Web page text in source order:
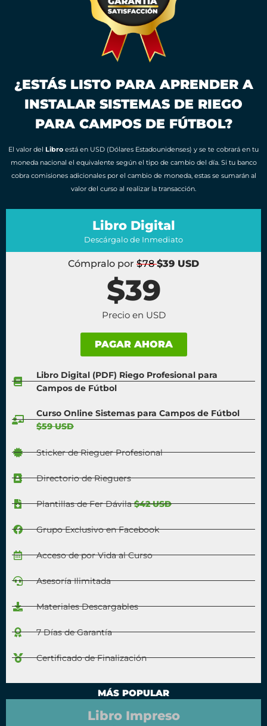
¿ESTÁS LISTO PARA APRENDER A
INSTALAR SISTEMAS DE RIEGO
PARA CAMPOS DE FÚTBOL?
El valor del Libro está en USD (Dólares Estadounidenses) y se te cobrará en tu
moneda nacional el equivalente según el tipo de cambio del día. Si tu banco
cobra comisiones adicionales por el cambio de moneda, estas se sumarán al
valor del curso al realizar la transacción.
Libro Digital
Descárgalo de Inmediato
Cómpralo por $78 $39 USD
$39
Precio en USD
PAGAR AHORA
Libro Digital (PDF) Riego Profesional para
Campos de Fútbol
Curso Online Sistemas para Campos de Fútbol
$59 USD
Sticker de Rieguer Profesional
Directorio de Rieguers
Plantillas de Fer Dávila$42 USD
Grupo Exclusivo en Facebook
Acceso de por Vida al Curso
Asesoría Ilimitada
Materiales Descargables
7 Días de Garantía
Certificado de Finalización
MÁS POPULAR
Libro Impreso